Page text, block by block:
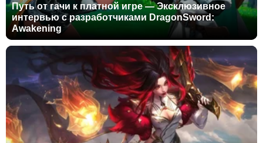
Путь от гачи к платной игре — Эксклюзивное
интервью с разработчиками DragonSword:
Awakening